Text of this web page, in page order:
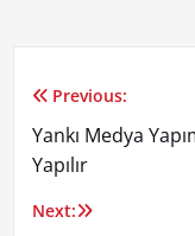
Yazı
gezinmesi
Previous:
Yankı Medya
Yapılır
Next: